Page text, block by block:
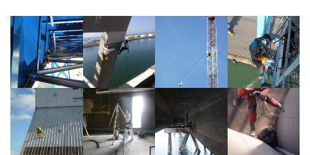
voir voir voir
voir voir voir voir